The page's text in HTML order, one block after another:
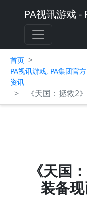
PA视讯游戏
首页 >
PA视讯游戏, PA集团官
资讯
> 《天国：拯救2
《天国
装备